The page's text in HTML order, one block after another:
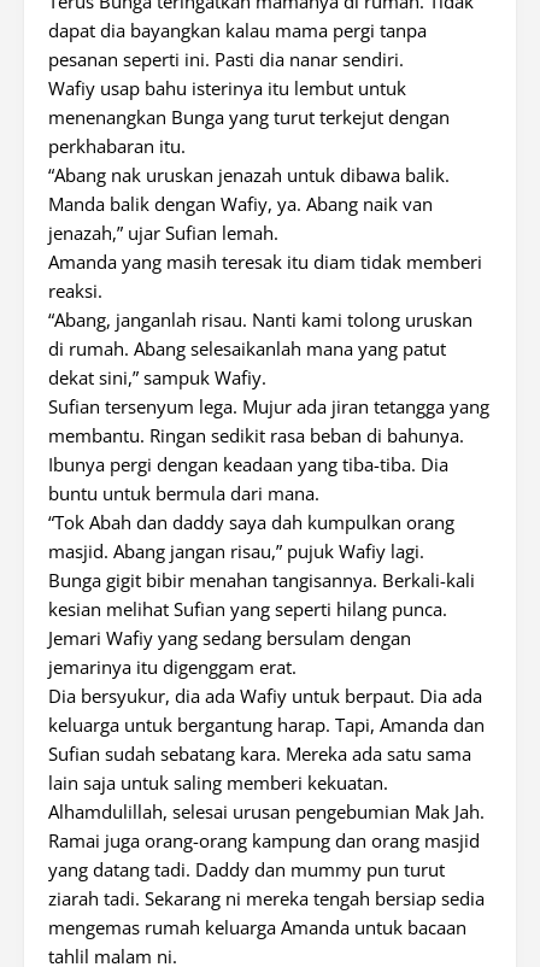
dapat dia bayangkan kalau mama pergi tanpa
pesanan seperti ini. Pasti dia nanar sendiri.
Wafiy usap bahu isterinya itu lembut untuk
menenangkan Bunga yang turut terkejut dengan
perkhabaran itu.
“Abang nak uruskan jenazah untuk dibawa balik.
Manda balik dengan Wafiy, ya. Abang naik van
jenazah,” ujar Sufian lemah.
Amanda yang masih teresak itu diam tidak memberi
reaksi.
“Abang, janganlah risau. Nanti kami tolong uruskan
di rumah. Abang selesaikanlah mana yang patut
dekat sini,” sampuk Wafiy.
Sufian tersenyum lega. Mujur ada jiran tetangga yang
membantu. Ringan sedikit rasa beban di bahunya.
Ibunya pergi dengan keadaan yang tiba-tiba. Dia
buntu untuk bermula dari mana.
“Tok Abah dan daddy saya dah kumpulkan orang
masjid. Abang jangan risau,” pujuk Wafiy lagi.
Bunga gigit bibir menahan tangisannya. Berkali-kali
kesian melihat Sufian yang seperti hilang punca.
Jemari Wafiy yang sedang bersulam dengan
jemarinya itu digenggam erat.
Dia bersyukur, dia ada Wafiy untuk berpaut. Dia ada
keluarga untuk bergantung harap. Tapi, Amanda dan
Sufian sudah sebatang kara. Mereka ada satu sama
lain saja untuk saling memberi kekuatan.
Alhamdulillah, selesai urusan pengebumian Mak Jah.
Ramai juga orang-orang kampung dan orang masjid
yang datang tadi. Daddy dan mummy pun turut
ziarah tadi. Sekarang ni mereka tengah bersiap sedia
mengemas rumah keluarga Amanda untuk bacaan
tahlil malam ni.